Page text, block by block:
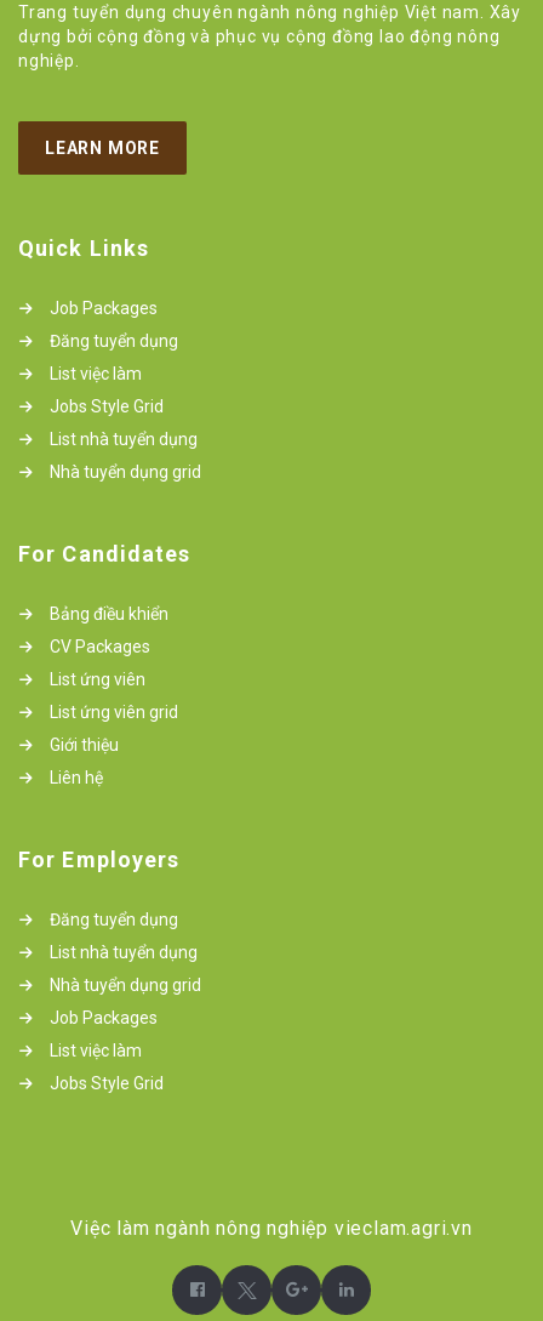
Trang tuyển dụng chuyên ngành nông nghiệp Việt nam. Xây
dựng bởi cộng đồng và phục vụ cộng đồng lao động nông
nghiệp.
LEARN MORE
Quick Links
Job Packages
Đăng tuyển dụng
List việc làm
Jobs Style Grid
List nhà tuyển dụng
Nhà tuyển dụng grid
For Candidates
Bảng điều khiển
CV Packages
List ứng viên
List ứng viên grid
Giới thiệu
Liên hệ
For Employers
Đăng tuyển dụng
List nhà tuyển dụng
Nhà tuyển dụng grid
Job Packages
List việc làm
Jobs Style Grid
Việc làm ngành nông nghiệp vieclam.agri.vn